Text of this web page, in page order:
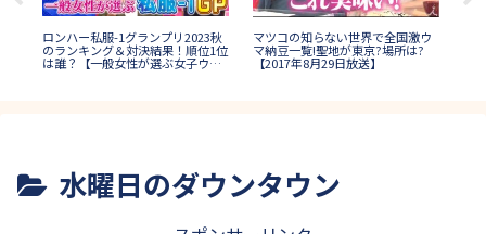
服-1グランプリ2023秋
グ＆対決結果！順位1位
般女性が選ぶ女子ウケ
マツコの知らない世界で全国激ウ
マ納豆一覧!聖地が東京?場所は?
【2017年8月29日放送】
IPPONグランプリ
回答一覧！写真で一
まとめ【第28回5月
水曜日のダウンタウン